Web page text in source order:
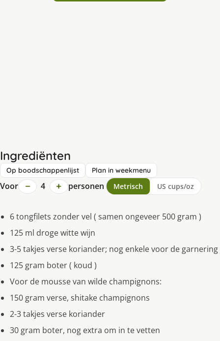
Ingrediënten
Op boodschappenlijst Plan in weekmenu
Voor − 4 + personen Metrisch US cups/oz
6 tongfilets zonder vel ( samen ongeveer 500 gram )
125 ml droge witte wijn
3-5 takjes verse koriander; nog enkele voor de garnering
125 gram boter ( koud )
Voor de mousse van wilde champignons:
150 gram verse, shitake champignons
2-3 takjes verse koriander
30 gram boter, nog extra om in te vetten